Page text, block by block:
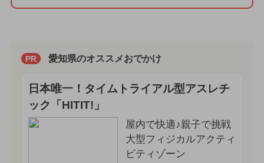
PR 愛知県のオススメおでかけ
日本唯一！タイムトライアル型アスレチ
ック「HITIT!」
屋内で快適♪親子で挑戦
大型フィジカルアクティ
ビティゾーン